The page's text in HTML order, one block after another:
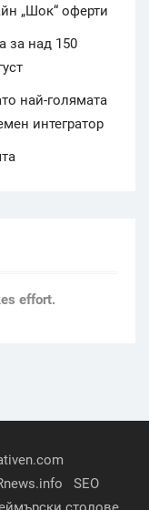
„Шок“ оферти
за над 150
най-голямата
интегратор
effort.
SEO